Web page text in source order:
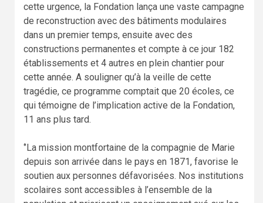
cette urgence, la Fondation lança une vaste campagne
de reconstruction avec des bâtiments modulaires
dans un premier temps, ensuite avec des
constructions permanentes et compte à ce jour 182
établissements et 4 autres en plein chantier pour
cette année. A souligner qu’à la veille de cette
tragédie, ce programme comptait que 20 écoles, ce
qui témoigne de l’implication active de la Fondation,
11 ans plus tard.
‘’La mission montfortaine de la compagnie de Marie
depuis son arrivée dans le pays en 1871, favorise le
soutien aux personnes défavorisées. Nos institutions
scolaires sont accessibles à l’ensemble de la